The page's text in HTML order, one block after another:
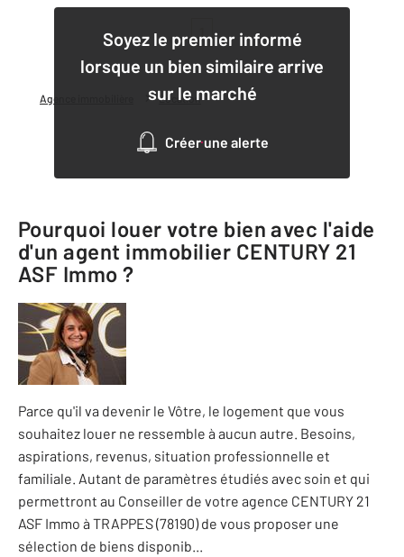
Agence immobilière Location
Soyez le premier informé
lorsque un bien similaire arrive
sur le marché
Créer une alerte
Pourquoi louer votre bien avec l'aide
d'un agent immobilier CENTURY 21
ASF Immo ?
Parce qu'il va devenir le Vôtre, le logement que vous
souhaitez louer ne ressemble à aucun autre. Besoins,
aspirations, revenus, situation professionnelle et
familiale. Autant de paramètres étudiés avec soin et qui
permettront au Conseiller de votre agence CENTURY 21
ASF Immo à TRAPPES (78190) de vous proposer une
sélection de biens disponib